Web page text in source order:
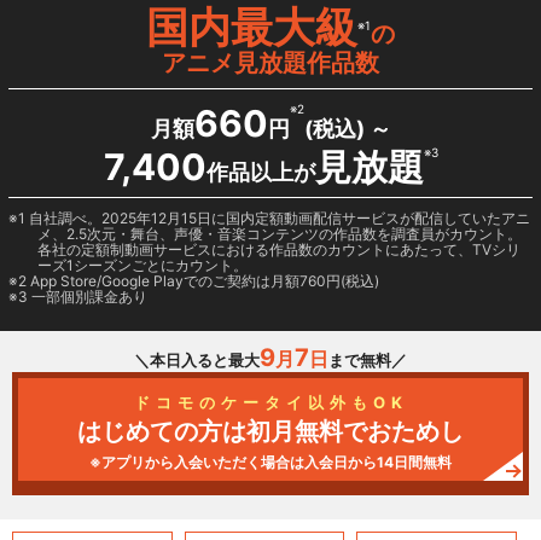
国内最大級※1の
アニメ見放題作品数
月額660 円
※2
(税込) ～
7,400作品以上が見放題※3
1 自社調べ。2025年12月15日に国内定額動画配信サービスが配信していたアニ
メ、2.5次元・舞台、声優・音楽コンテンツの作品数を調査員がカウント。
各社の定額制動画サービスにおける作品数のカウントにあたって、TVシリ
ーズ1シーズンごとにカウント。
2 App Store/Google Playでのご契約は月額760円(税込)
3 一部個別課金あり
＼本日入ると最大9月 7 日 まで無料／
ドコモのケータイ以外もOK
はじめての方は初月無料でおためし
※アプリから入会いただく場合は入会日から14日間無料